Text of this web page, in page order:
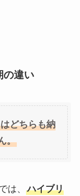
の違い
はどちらも納
。
は、 ハイブリ